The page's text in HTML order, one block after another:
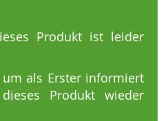
Produkt ist leider
als Erster informiert
Produkt wieder